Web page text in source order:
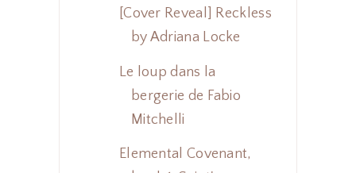
[Cover Reveal] Reckless
by Adriana Locke
Le loup dans la
bergerie de Fabio
Mitchelli
Elemental Covenant,